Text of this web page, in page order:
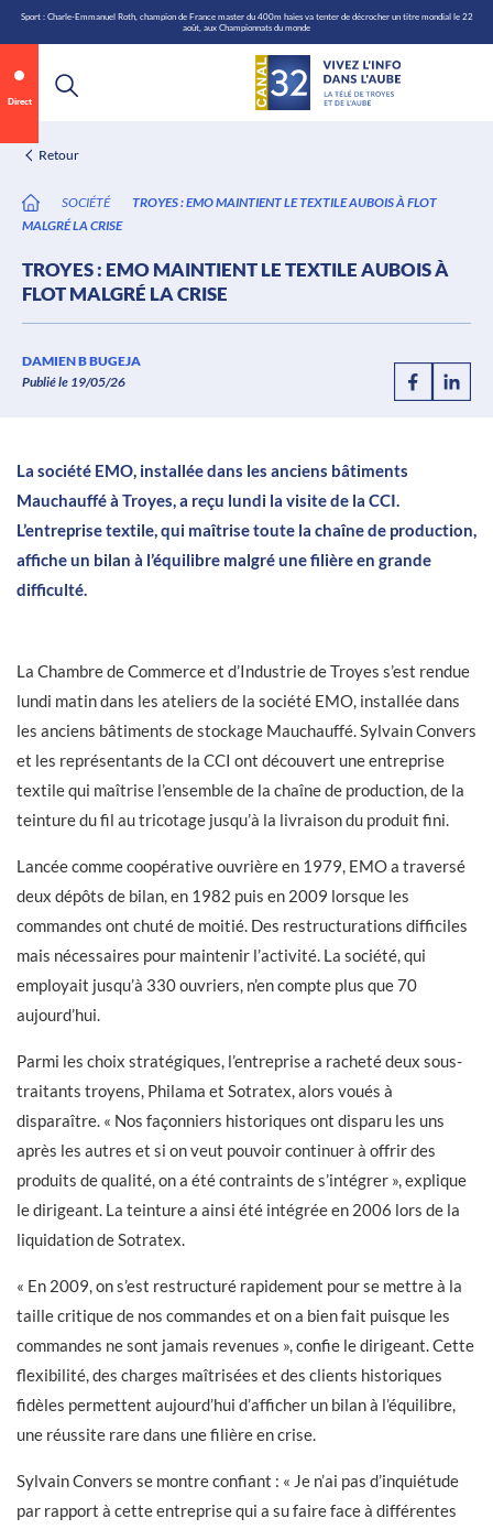
Aller
au
contenu
Sport : Charle-Emmanuel Roth, champion de France master du 400m haies va tenter de décrocher un titre mondial le 22
août, aux Championnats du monde
Direct
Retour
SOCIÉTÉ
TROYES : EMO MAINTIENT LE TEXTILE AUBOIS À FLOT
MALGRÉ LA CRISE
TROYES : EMO MAINTIENT LE TEXTILE AUBOIS À
FLOT MALGRÉ LA CRISE
DAMIEN B BUGEJA
Publié le 19/05/26
/
La société EMO, installée dans les anciens bâtiments
Mauchauffé à Troyes, a reçu lundi la visite de la CCI.
L’entreprise textile, qui maîtrise toute la chaîne de production,
affiche un bilan à l’équilibre malgré une filière en grande
difficulté.
La Chambre de Commerce et d’Industrie de Troyes s’est rendue
lundi matin dans les ateliers de la société EMO, installée dans
les anciens bâtiments de stockage Mauchauffé. Sylvain Convers
et les représentants de la CCI ont découvert une entreprise
textile qui maîtrise l’ensemble de la chaîne de production, de la
teinture du fil au tricotage jusqu’à la livraison du produit fini.
Lancée comme coopérative ouvrière en 1979, EMO a traversé
deux dépôts de bilan, en 1982 puis en 2009 lorsque les
commandes ont chuté de moitié. Des restructurations difficiles
mais nécessaires pour maintenir l’activité. La société, qui
employait jusqu’à 330 ouvriers, n’en compte plus que 70
aujourd’hui.
Parmi les choix stratégiques, l’entreprise a racheté deux sous-
traitants troyens, Philama et Sotratex, alors voués à
disparaître. « Nos façonniers historiques ont disparu les uns
après les autres et si on veut pouvoir continuer à offrir des
produits de qualité, on a été contraints de s’intégrer », explique
le dirigeant. La teinture a ainsi été intégrée en 2006 lors de la
liquidation de Sotratex.
« En 2009, on s’est restructuré rapidement pour se mettre à la
taille critique de nos commandes et on a bien fait puisque les
commandes ne sont jamais revenues », confie le dirigeant. Cette
flexibilité, des charges maîtrisées et des clients historiques
fidèles permettent aujourd’hui d’afficher un bilan à l’équilibre,
une réussite rare dans une filière en crise.
Sylvain Convers se montre confiant : « Je n’ai pas d’inquiétude
par rapport à cette entreprise qui a su faire face à différentes